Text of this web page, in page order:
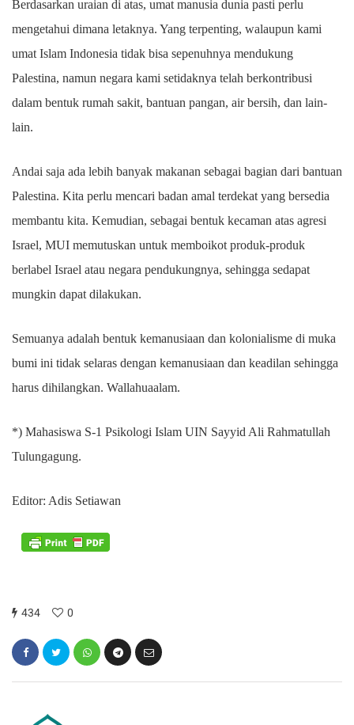
Berdasarkan uraian di atas, umat manusia dunia pasti perlu
mengetahui dimana letaknya. Yang terpenting, walaupun kami
umat Islam Indonesia tidak bisa sepenuhnya mendukung
Palestina, namun negara kami setidaknya telah berkontribusi
dalam bentuk rumah sakit, bantuan pangan, air bersih, dan lain-
lain.
Andai saja ada lebih banyak makanan sebagai bagian dari bantuan
Palestina. Kita perlu mencari badan amal terdekat yang bersedia
membantu kita. Kemudian, sebagai bentuk kecaman atas agresi
Israel, MUI memutuskan untuk memboikot produk-produk
berlabel Israel atau negara pendukungnya, sehingga sedapat
mungkin dapat dilakukan.
Semuanya adalah bentuk kemanusiaan dan kolonialisme di muka
bumi ini tidak selaras dengan kemanusiaan dan keadilan sehingga
harus dihilangkan. Wallahuaalam.
*) Mahasiswa S-1 Psikologi Islam UIN Sayyid Ali Rahmatullah
Tulungagung.
Editor: Adis Setiawan
434 0